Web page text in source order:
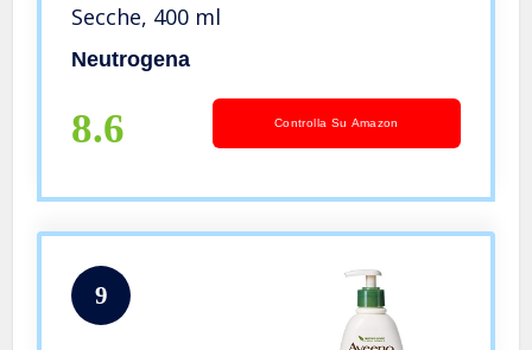
Secche, 400 ml
Neutrogena
8.6 Controlla Su Amazon
9